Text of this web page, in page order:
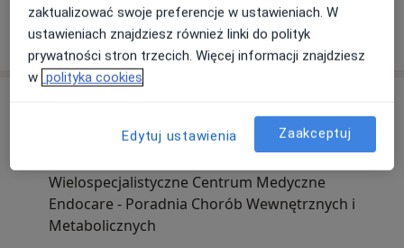
Pokaż więcejo doświadczeniu
lek. Kamil Symela
Borowska 242, 50-558 Wrocław
Wielospecjalistyczne Centrum Medyczne
Endocare - Poradnia Chorób Wewnętrznych i
Metabolicznych
zaktualizować swoje preferencje w ustawieniach. W
ustawieniach znajdziesz również linki do polityk
prywatności stron trzecich. Więcej informacji znajdziesz
w polityka cookies
Edytuj ustawienia Zaakceptuj